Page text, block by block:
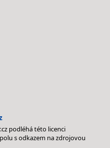
podléhá této licenci
s odkazem na zdrojovou